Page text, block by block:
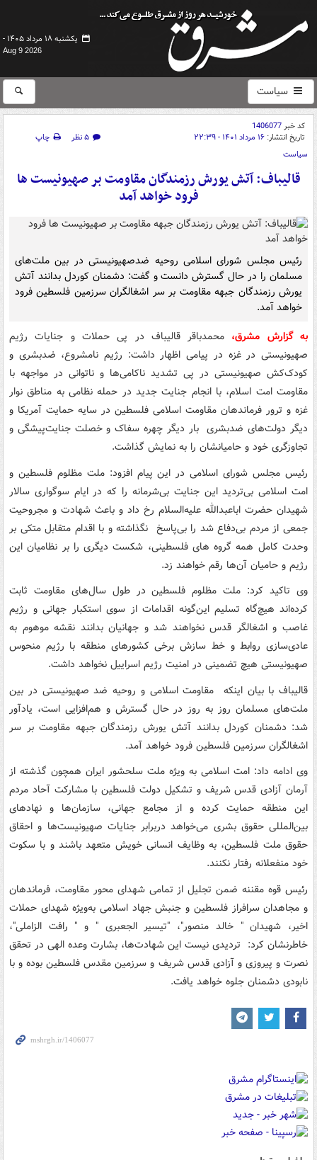
یکشنبه ۱۸ مرداد ۱۴۰۵ -
Aug 9 2026
سیاست
کد خبر1406077
تاریخ انتشار: ۱۶ مرداد ۱۴۰۱ - ۲۲:۳۹ ۵ نظر
چاپ
سیاست
قالیباف: آتش یورش رزمندگان مقاومت بر صهیونیست ها
فرود خواهد آمد
رئیس مجلس شورای اسلامی روحیه ضدصهیونیستی در بین ملت‌های
مسلمان را در حال گسترش دانست و گفت: دشمنان کوردل بدانند آتش
یورش رزمندگان جبهه مقاومت بر سر اشغالگران سرزمین فلسطین فرود
خواهد آمد.
به گزارش مشرق، محمدباقر قالیباف در پی حملات و جنایات رژیم
صهیونیستی در غزه در پیامی اظهار داشت: رژیم نامشروع، ضدبشری و
کودک‌کش صهیونیستی در پی تشدید ناکامی‌ها و ناتوانی در مواجهه با
مقاومت امت اسلام، با انجام جنایت جدید در حمله نظامی به مناطق نوار
غزه و ترور فرماندهان مقاومت اسلامی فلسطین در سایه حمایت آمریکا و
دیگر دولت‌های ضدبشری بار دیگر چهره سفاک و خصلت جنایت‌پیشگی و
تجاوزگری خود و حامیانشان را به نمایش گذاشت.
رئیس مجلس شورای اسلامی در این پیام افزود: ملت مظلوم فلسطین و
امت اسلامی بی‌تردید این جنایت بی‌شرمانه را که در ایام‌ سوگواری سالار
شهیدان حضرت اباعبدالله علیه‌السلام رخ داد و باعث شهادت و مجروحیت
جمعی از مردم بی‌دفاع شد را بی‌پاسخ نگذاشته و با اقدام متقابل متکی بر
وحدت کامل همه گروه های فلسطینی، شکست دیگری را بر نظامیان این
رژیم و حامیان آن‌ها رقم خواهند زد.
وی تاکید کرد: ملت مظلوم فلسطین در طول سال‌های مقاومت ثابت
کرده‌اند هیچ‌گاه تسلیم این‌گونه اقدامات از سوی استکبار جهانی و رژیم
غاصب و اشغالگر قدس نخواهند شد و جهانیان بدانند نقشه موهوم به
عادی‌سازی روابط و خط سازش برخی کشورهای منطقه با رژیم منحوس
صهیونیستی هیچ تضمینی در امنیت رژیم اسراییل نخواهد داشت.
قالیباف با بیان اینکه مقاومت‌ اسلامی و روحیه ضد صهیونیستی در بین
ملت‌های مسلمان روز به روز در حال گسترش و هم‌افزایی است، یادآور
شد: دشمنان کوردل بدانند آتش یورش رزمندگان جبهه مقاومت بر سر
اشغالگران سرزمین فلسطین فرود خواهد آمد.
وی ادامه داد: امت اسلامی به ویژه ملت سلحشور ایران همچون گذشته از
آرمان آزادی قدس شریف و تشکیل دولت فلسطین با مشارکت آحاد مردم
این منطقه حمایت کرده و از مجامع جهانی، سازمان‌ها و نهادهای
بین‌المللی حقوق بشری می‌خواهد دربرابر جنایات صهیونیست‌ها و احقاق
حقوق ملت فلسطین، به وظایف انسانی خویش متعهد باشند و با سکوت
خود منفعلانه رفتار نکنند.
رئیس قوه مقننه ضمن تجلیل از تمامی شهدای محور مقاومت، فرماندهان
و مجاهدان سرافراز فلسطین و جنبش جهاد اسلامی به‌ویژه شهدای حملات
اخیر، شهیدان " خالد منصور"، "تیسیر الجعبری " و " رافت الزاملی"،
خاطرنشان کرد: تردیدی نیست این شهادت‌ها، بشارت وعده الهی در تحقق
نصرت و پیروزی و آزادی قدس شریف و سرزمین مقدس فلسطین بوده و با
نابودی دشمنان جلوه خواهد یافت.